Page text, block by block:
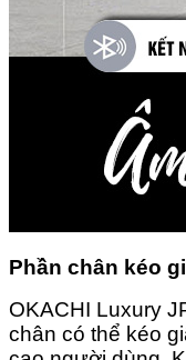
Phần chân kéo
OKACHI Luxury
chân có thể kéo